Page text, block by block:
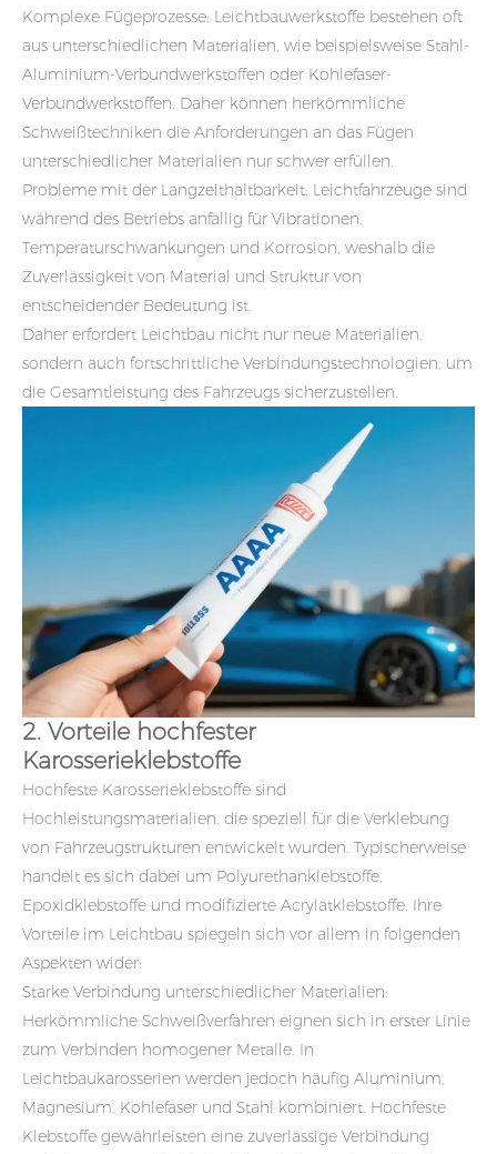
Komplexe Fügeprozesse: Leichtbauwerkstoffe bestehen oft
aus unterschiedlichen Materialien, wie beispielsweise Stahl-
Aluminium-Verbundwerkstoffen oder Kohlefaser-
Verbundwerkstoffen. Daher können herkömmliche
Schweißtechniken die Anforderungen an das Fügen
unterschiedlicher Materialien nur schwer erfüllen.
Probleme mit der Langzeithaltbarkeit: Leichtfahrzeuge sind
während des Betriebs anfällig für Vibrationen,
Temperaturschwankungen und Korrosion, weshalb die
Zuverlässigkeit von Material und Struktur von
entscheidender Bedeutung ist.
Daher erfordert Leichtbau nicht nur neue Materialien,
sondern auch fortschrittliche Verbindungstechnologien, um
die Gesamtleistung des Fahrzeugs sicherzustellen.
2. Vorteile hochfester
Karosserieklebstoffe
Hochfeste Karosserieklebstoffe sind
Hochleistungsmaterialien, die speziell für die Verklebung
von Fahrzeugstrukturen entwickelt wurden. Typischerweise
handelt es sich dabei um Polyurethanklebstoffe,
Epoxidklebstoffe und modifizierte Acrylatklebstoffe. Ihre
Vorteile im Leichtbau spiegeln sich vor allem in folgenden
Aspekten wider:
Starke Verbindung unterschiedlicher Materialien:
Herkömmliche Schweißverfahren eignen sich in erster Linie
zum Verbinden homogener Metalle. In
Leichtbaukarosserien werden jedoch häufig Aluminium,
Magnesium, Kohlefaser und Stahl kombiniert. Hochfeste
Klebstoffe gewährleisten eine zuverlässige Verbindung